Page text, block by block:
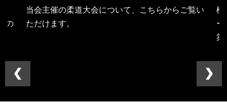
の
当会主催の柔道大会について、こちらからご覧い
ただけます。
機
ー
築